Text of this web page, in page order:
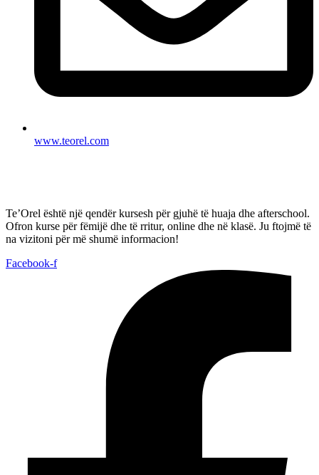
www.teorel.com
Te’Orel është një qendër kursesh për gjuhë të huaja dhe afterschool.
Ofron kurse për fëmijë dhe të rritur, online dhe në klasë. Ju ftojmë të
na vizitoni për më shumë informacion!
Facebook-f